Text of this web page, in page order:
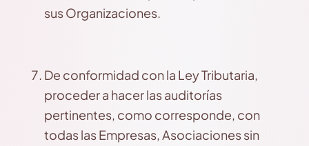
sus Organizaciones.
De conformidad con la Ley Tributaria,
proceder a hacer las auditorías
pertinentes, como corresponde, con
todas las Empresas, Asociaciones sin